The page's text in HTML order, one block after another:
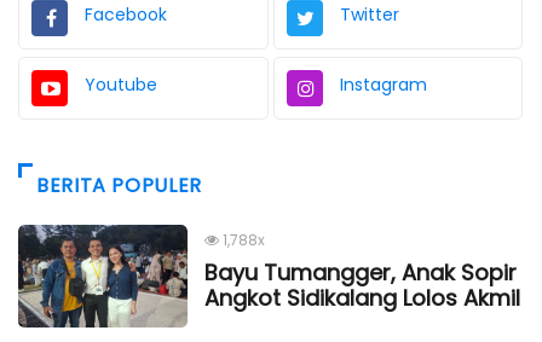
Facebook Twitter
Youtube Instagram
BERITA POPULER
1,788x
Bayu Tumangger, Anak Sopir
Angkot Sidikalang Lolos Akmil